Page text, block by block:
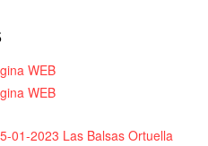
WEB
WEB
01-2023 Las Balsas Ortuella